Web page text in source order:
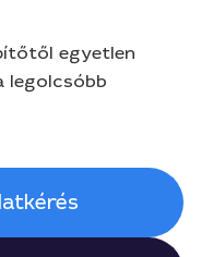
egyetlen
legolcsóbb